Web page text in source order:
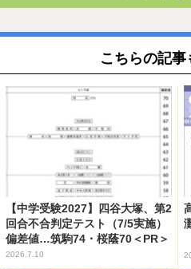
こちらの記
【中学受験2027】四谷大塚、第2
回合不合判定テスト（7/5実施）
偏差値…筑駒74・桜蔭70＜PR＞
2026.7.10